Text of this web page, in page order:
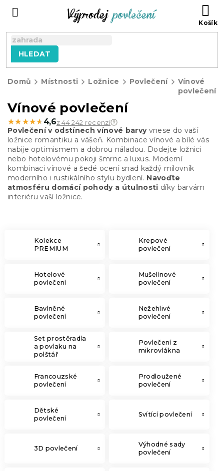
HLEDAT
Domů Místnosti Ložnice Povlečení
Vínové
povlečení
Vínové povlečení
★★★★★
★★★★★ 4,6z 44 242 recenzí
Povlečení v odstínech vínové barvyvnese do vaší
ložnice romantiku a vášeň. Kombinace vínové a bílé vás
nabije optimismem a dobrou náladou. Dodejte ložnici
nebo hotelovému pokoji šmrnc a luxus. Moderní
kombinaci vínové a šedé ocení snad každý milovník
moderního i rustikálního stylu bydlení. Navoďte
atmosféru domácí pohody a útulnosti díky barvám
interiéru vaší ložnice.
Kolekce
PREMIUM
Krepové
povlečení
Hotelové
povlečení
Mušelínové
povlečení
Bavlněné
povlečení
Nežehlivé
povlečení
Set prostěradla
a povlaku na
polštář
Povlečení z
mikrovlákna
Francouzské
povlečení
Prodloužené
povlečení
Dětské
povlečení
Svítící povlečení
3D povlečení
Výhodné sady
povlečení